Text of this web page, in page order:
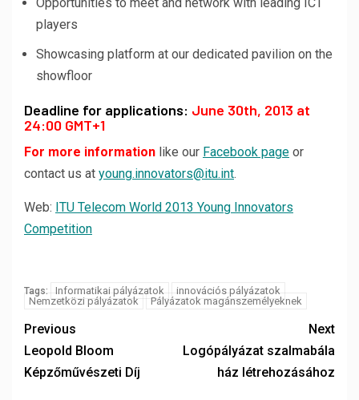
players
Showcasing platform at our dedicated pavilion on the
showfloor
Deadline for applications: June 30th, 2013 at
24:00 GMT+1
For more information like our Facebook page or
contact us at young.innovators@itu.int.
Web: ITU Telecom World 2013 Young Innovators
Competition
Tags: Informatikai pályázatok
innovációs pályázatok
Nemzetközi pályázatok
Pályázatok magánszemélyeknek
Previous
Leopold Bloom
Képzőművészeti Díj
Next
Logópályázat szalmabála
ház létrehozásához